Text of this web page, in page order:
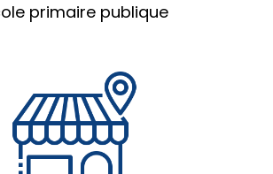
primaire publique